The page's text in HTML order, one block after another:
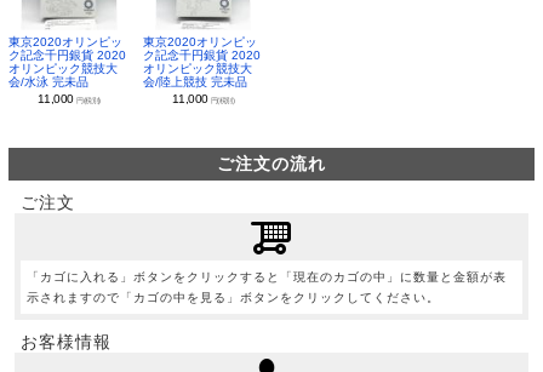
東京2020オリンピッ
ク記念千円銀貨 2020
オリンピック競技大
会/水泳 完未品
11,000円(税別)
東京2020オリンピッ
ク記念千円銀貨 2020
オリンピック競技大
会/陸上競技 完未品
11,000 円(税別)
ご注文の流れ
ご注文
「カゴに入れる」ボタンをクリックすると「現在のカゴの中」に数量と金額が表
示されますので「カゴの中を見る」ボタンをクリックしてください。
お客様情報